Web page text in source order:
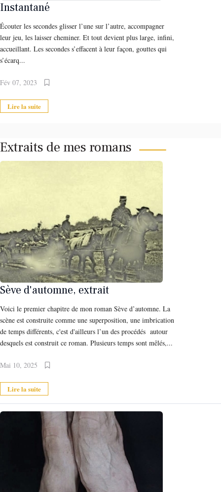
Instantané
Écouter les secondes glisser l’une sur l’autre, accompagner
leur jeu, les laisser cheminer. Et tout devient plus large, infini,
accueillant. Les secondes s’effacent à leur façon, gouttes qui
s’écarq...
Fév 07, 2023
Lire la suite
Extraits de mes romans
Sève d'automne, extrait
Voici le premier chapitre de mon roman Sève d’automne. La
scène est construite comme une superposition, une imbrication
de temps différents, c'est d'ailleurs l’un des procédés autour
desquels est construit ce roman. Plusieurs temps sont mêlés,...
Mai 10, 2025
Lire la suite